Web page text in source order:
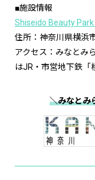
■施設情報
Shiseido Beauty
住所：神奈川県横浜
アクセス：みなとみ
はJR・市営地下鉄「
＼みなとみ